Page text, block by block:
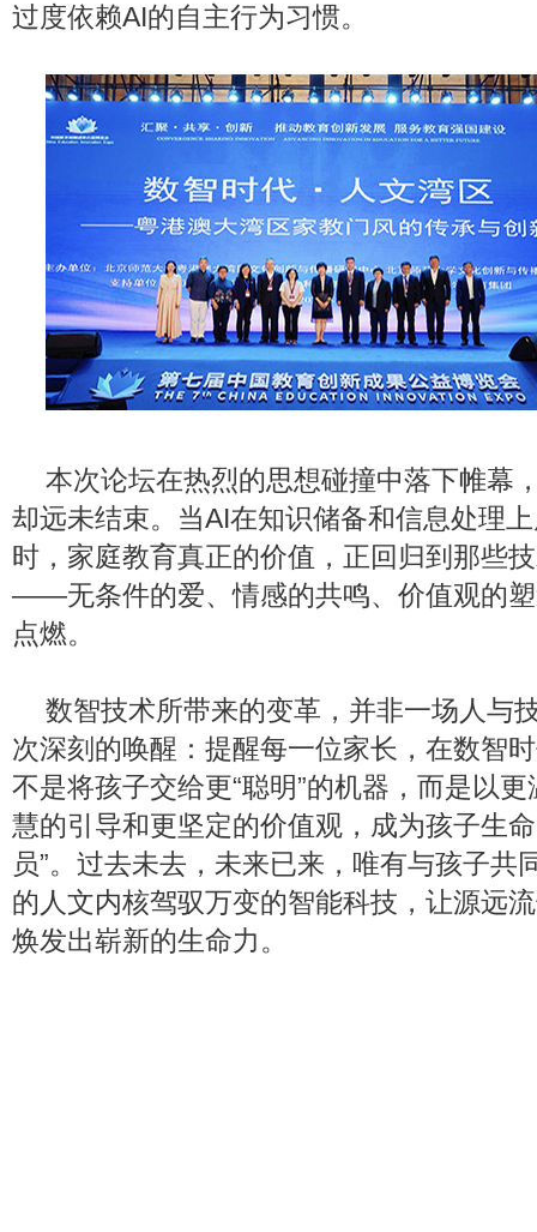
过度依赖AI的自主行为习惯。
本次论坛在热烈的思想碰撞中落下帷幕
却远未结束。当AI在知识储备和信息处理
时，家庭教育真正的价值，正回归到那些
——无条件的爱、情感的共鸣、价值观的
点燃。
数智技术所带来的变革，并非一场人与
次深刻的唤醒：提醒每一位家长，在数智
不是将孩子交给更“聪明”的机器，而是以
慧的引导和更坚定的价值观，成为孩子生
员”。过去未去，未来已来，唯有与孩子共
的人文内核驾驭万变的智能科技，让源远
焕发出崭新的生命力。